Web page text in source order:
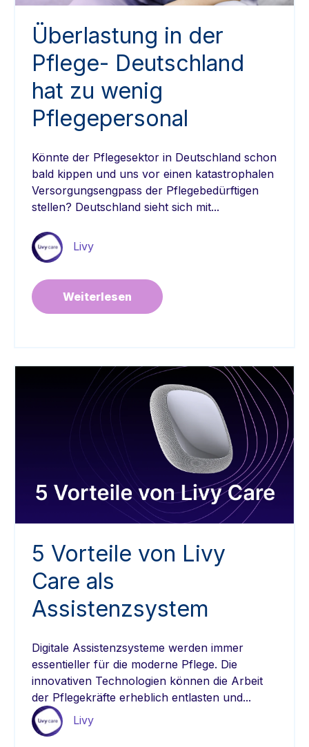
Überlastung in der
Pflege- Deutschland
hat zu wenig
Pflegepersonal
Könnte der Pflegesektor in Deutschland schon
bald kippen und uns vor einen katastrophalen
Versorgungsengpass der Pflegebedürftigen
stellen? Deutschland sieht sich mit...
Livy
Weiterlesen
5 Vorteile von Livy
Care als
Assistenzsystem
Digitale Assistenzsysteme werden immer
essentieller für die moderne Pflege. Die
innovativen Technologien können die Arbeit
der Pflegekräfte erheblich entlasten und...
Livy